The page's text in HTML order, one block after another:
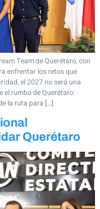
Team de Querétaro, con
enfrentar los retos que
el 2027 no será una
el rumbo de Querétaro:
la ruta para […]
Querétaro